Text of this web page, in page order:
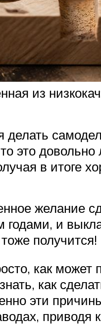
из
делать
это
в итоге
желание
годами, и
получится!
как
как
эти
приводя